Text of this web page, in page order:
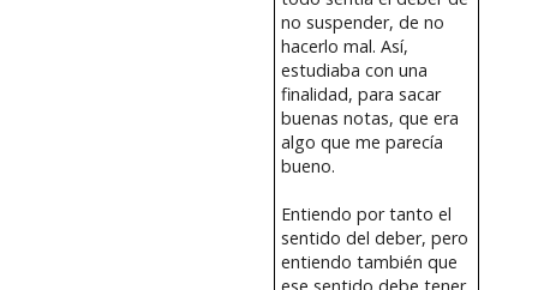
no suspender, de no
hacerlo mal. Así,
estudiaba con una
finalidad, para sacar
buenas notas, que era
algo que me parecía
bueno.
Entiendo por tanto el
sentido del deber, pero
entiendo también que
ese sentido debe tener